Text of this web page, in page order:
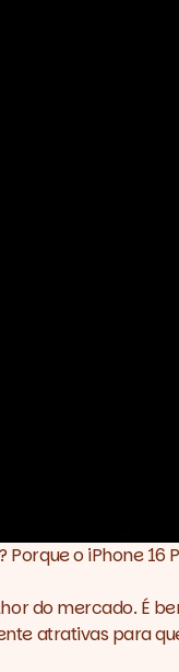
o iPhone 16
do mercado. É
atrativas para